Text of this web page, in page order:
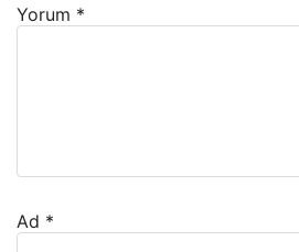
Yorum *
Ad *